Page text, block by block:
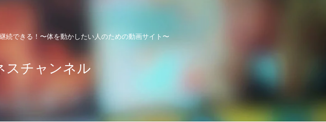
続できる！〜体を動かしたい人のための動画サイト〜
スチャンネル